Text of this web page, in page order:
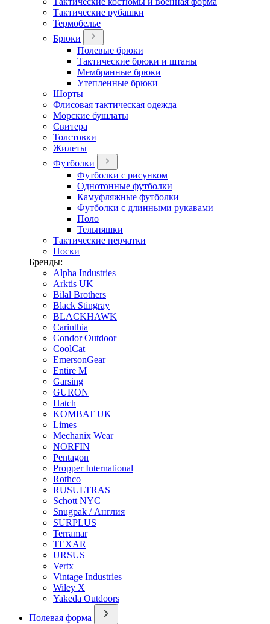
Тактические рубашки
Термобелье
Брюки
Полевые брюки
Тактические брюки и штаны
Мембранные брюки
Утепленные брюки
Шорты
Флисовая тактическая одежда
Морские бушлаты
Свитера
Толстовки
Жилеты
Футболки
Футболки с рисунком
Однотонные футболки
Камуфляжные футболки
Футболки с длинными рукавами
Поло
Тельняшки
Тактические перчатки
Носки
Бренды:
Alpha Industries
Arktis UK
Bilal Brothers
Black Stingray
BLACKHAWK
Carinthia
Condor Outdoor
CoolCat
EmersonGear
Entire M
Garsing
GURON
Hatch
KOMBAT UK
Limes
Mechanix Wear
NORFIN
Pentagon
Propper International
Rothco
RUSULTRAS
Schott NYC
Snugpak / Англия
SURPLUS
Terramar
TEXAR
URSUS
Vertx
Vintage Industries
Wiley X
Yakeda Outdoors
Полевая форма